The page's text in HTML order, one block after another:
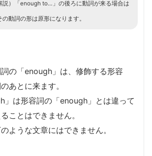
説）「enough to…」の後ろに動詞が来る場合は
の動詞の形は原形になります。
の「enough」は、修飾する形容
あとに来ます。
」は形容詞の「enough」とは違って
ことはできません。
ような文章にはできません。